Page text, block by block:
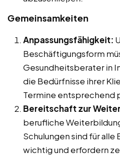
Gemeinsamkeiten
Anpassungsfähigkeit:
Beschäftigungsform
Gesundheitsberater in
die Bedürfnisse ihrer
Termine entsprechend
Bereitschaft zur
berufliche
Schulungen sind für
wichtig und erfordern